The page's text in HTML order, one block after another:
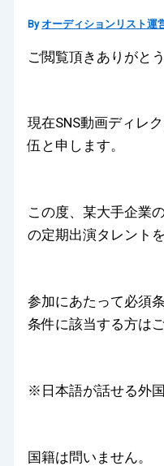
Byオーディションリスト運
ご閲覧頂きありがと
現在SNS動画ディレ
伍と申します。
この度、某大手企業
の定期出演タレント
参加にあたって必須
条件に該当する方は
※日本語が話せる外国
国籍は問いません。